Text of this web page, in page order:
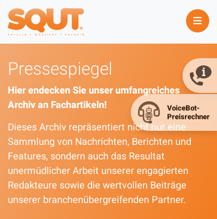
Pressespiegel
Hier endecken Sie unser umfangreiches
Archiv an Fachartikeln!
Dieses Archiv repräsentiert nicht nur eine
Sammlung von Nachrichten, Berichten und
Features, sondern auch das Resultat
unermüdlicher Arbeit unserer engagierten
Redakteure sowie die wertvollen Beiträge
unserer branchenübergreifenden Partner.